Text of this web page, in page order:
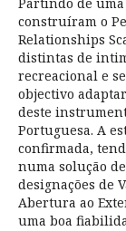
construíram o
Relationships
distintas de
recreacional e
objectivo
deste
Portuguesa. A
confirmada,
numa solução
designações de
Abertura ao
uma boa